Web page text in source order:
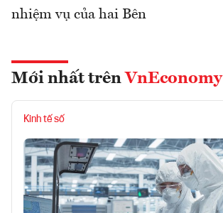
nhiệm vụ của hai Bên
Mới nhất trên VnEconomy
Kinh tế số